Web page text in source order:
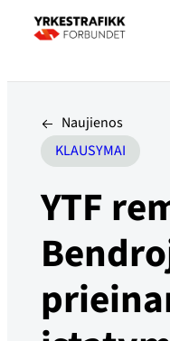
Naujienos
KLAUSYMAI
YTF